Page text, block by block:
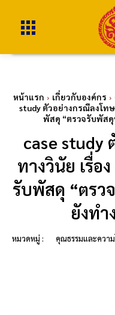
หน้าแรก เกี่ยวกับองค์กร
study ตัวอย่างกรณีลงโท
พัสดุ “ตรวจรับพัสดุ
case study
ทางวินัย เรื่อ
รับพัสดุ “ตรว
ยังทำ
หมวดหมู่ : คุณธรรมและความ